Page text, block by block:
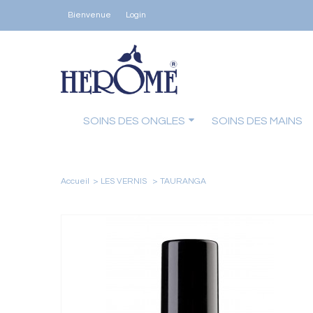
Bienvenue Login
SOINS DES ONGLES SOINS DES MAINS
Accueil > LES VERNIS > TAURANGA